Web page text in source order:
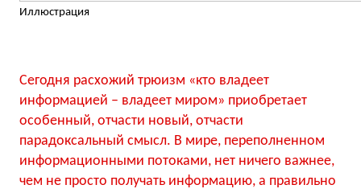
Иллюстрация
Сегодня расхожий трюизм «кто владеет
информацией – владеет миром» приобретает
особенный, отчасти новый, отчасти
парадоксальный смысл. В мире, переполненном
информационными потоками, нет ничего важнее,
чем не просто получать информацию, а правильно